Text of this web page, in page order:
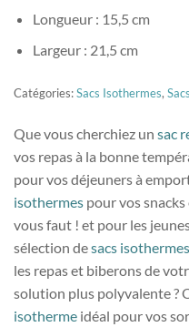
Longueur : 15,5 cm
Largeur : 21,5 cm
Catégories:Sacs Isothermes,
Que vous cherchiez un sac
vos repas à la bonne
pour vos déjeuners à
isothermes pour vos snacks
vous faut ! et pour les
sélection desacs
les repas et biberons de
solution plus polyvalente ?
isotherme idéal pour vos